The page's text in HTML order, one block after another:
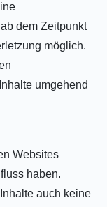
dem Zeitpunkt
möglich.
umgehend
Websites
haben.
auch keine